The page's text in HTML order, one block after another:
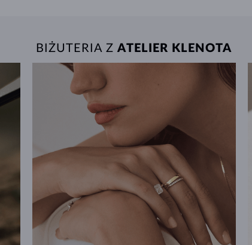
BIŻUTERIA ZATELIER KLENOTA